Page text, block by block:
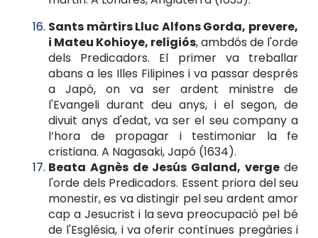
Sants màrtirs Lluc Alfons Gorda, prevere,
i Mateu Kohioye, religiós, ambdós de l'orde
dels Predicadors. El primer va treballar
abans a les Illes Filipines i va passar després
a Japó, on va ser ardent ministre de
l'Evangeli durant deu anys, i el segon, de
divuit anys d'edat, va ser el seu company a
l’hora de propagar i testimoniar la fe
cristiana. A Nagasaki, Japó (1634).
Beata Agnès de Jesús Galand, verge de
l'orde dels Predicadors. Essent priora del seu
monestir, es va distingir pel seu ardent amor
cap a Jesucrist i la seva preocupació pel bé
de l'Església, i va oferir contínues pregàries i